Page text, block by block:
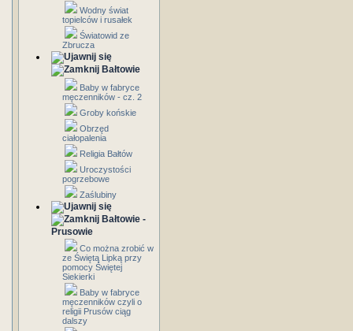
Wodny świat
topielców i rusałek
Światowid ze
Zbrucza
Bałtowie
Baby w fabryce
męczenników - cz. 2
Groby końskie
Obrzęd
ciałopalenia
Religia Bałtów
Uroczystości
pogrzebowe
Zaślubiny
Bałtowie -
Prusowie
Co można zrobić w
ze Świętą Lipką przy
pomocy Świętej
Siekierki
Baby w fabryce
męczenników czyli o
religii Prusów ciąg
dalszy